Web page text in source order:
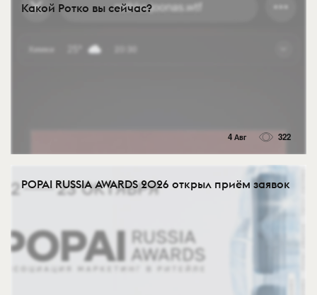
Какой Ротко вы сейчас?
4 Авг 322
POPAI RUSSIA AWARDS 2026 открыл приём заявок